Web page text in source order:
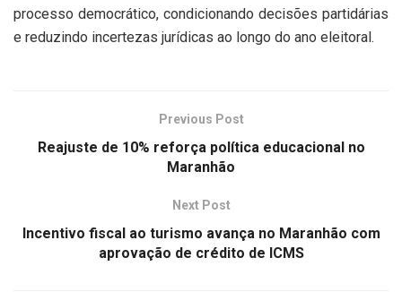
processo democrático, condicionando decisões partidárias
e reduzindo incertezas jurídicas ao longo do ano eleitoral.
Previous Post
Reajuste de 10% reforça política educacional no
Maranhão
Next Post
Incentivo fiscal ao turismo avança no Maranhão com
aprovação de crédito de ICMS